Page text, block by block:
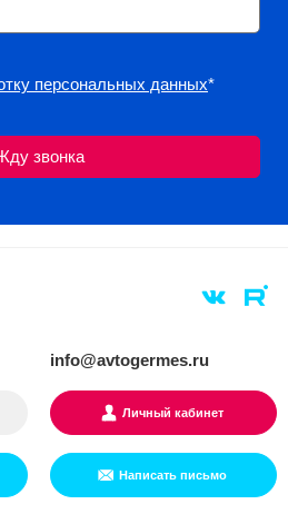
персональных данных*
info@avtogermes.ru
Личный кабинет
Написать письмо